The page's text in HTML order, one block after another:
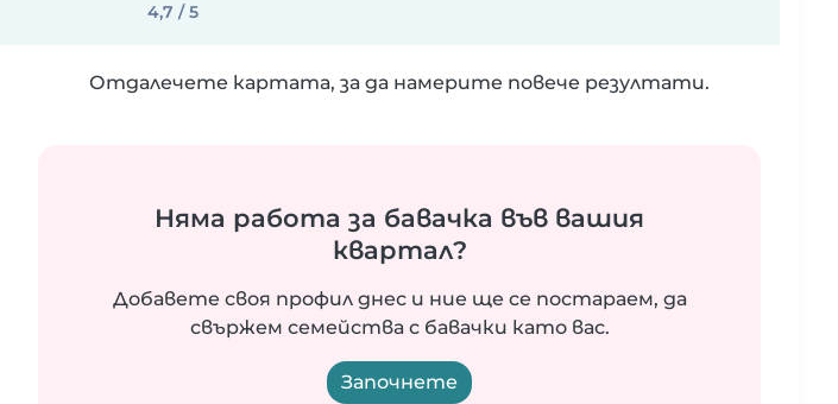
4,7 / 5
Отдалечете картата, за да намерите повече резултати.
Няма работа за бавачка във вашия
квартал?
Добавете своя профил днес и ние ще се постараем, да
свържем семейства с бавачки като вас.
Започнете